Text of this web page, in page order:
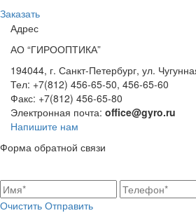
Заказать
Адрес
АО “ГИРООПТИКА”
194044, г. Санкт-Петербург, ул.
Тел: +7(812) 456-65-50, 456-65-60
Факс: +7(812) 456-65-80
Электронная почта: office@gyro.ru
Напишите нам
Форма обратной связи
Очистить Отправить